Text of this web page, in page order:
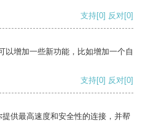
支持[0] 反对[0]
以增加一些新功能，比如增加一个自
支持[0] 反对[0]
供最高速度和安全性的连接，并帮